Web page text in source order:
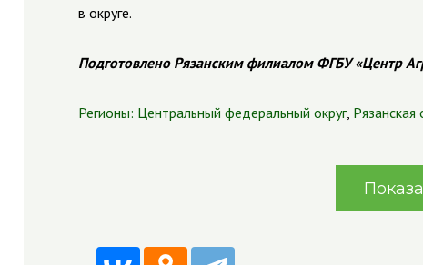
в округе.
Подготовлено Рязанским филиалом ФГБУ «Центр
Регионы: Центральный федеральный округ, Рязанская